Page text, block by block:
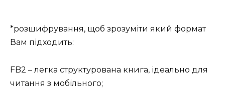
*розшифрування, щоб зрозуміти який формат
Вам підходить:
FB2 – легка структурована книга, ідеально для
читання з мобільного;